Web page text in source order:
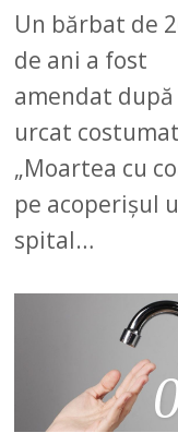
Un bărbat de
de ani a fost
amendat după
urcat
„Moartea cu
pe acoperișul
spital…